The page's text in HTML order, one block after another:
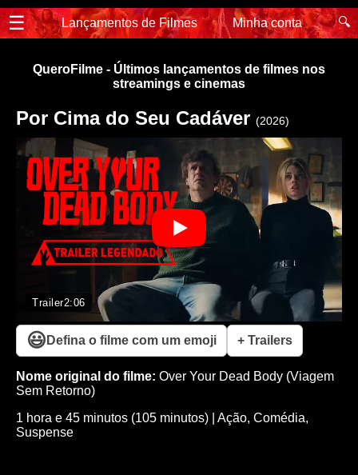
☰ Lançamentos de Filmes Minha conta 🔍
QueroFilme - Últimos lançamentos de filmes nos
streamings e cinemas
Por Cima do Seu Cadáver (2026)
Trailer2:06
😃 Defina o filme com um emoji + Trailers
Nome original do filme: Over Your Dead Body (Viagem
Sem Retorno)
1 hora e 45 minutos (105 minutos)
Ação, Comédia,
Suspense